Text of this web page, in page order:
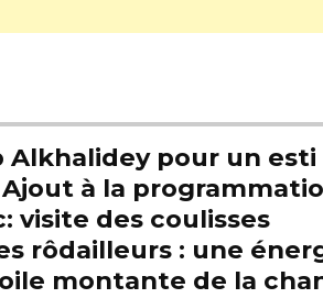
Alkhalidey pour un
à la
visite des coulisses
rôdailleurs : une
montante de la